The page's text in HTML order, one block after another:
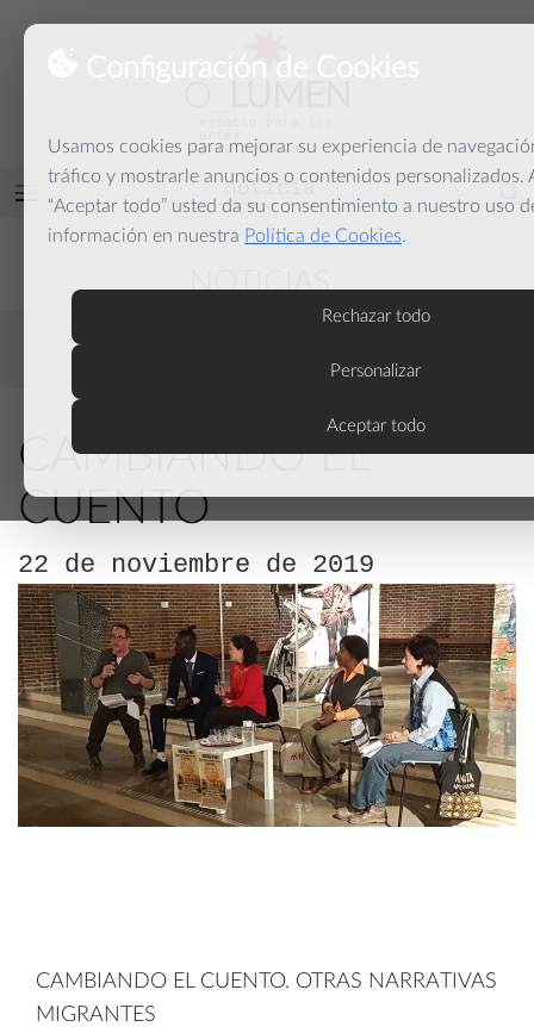
Configuración de Cookies
Usamos cookies para mejorar su experiencia de
tráfico y mostrarle anuncios o contenidos personalizados.
“Aceptar todo” usted da su consentimiento a nuestro uso
información en nuestra Política de Cookies.
Rechazar todo
Personalizar
Aceptar todo
y la palabra
Abrir
noticia
NOTICIAS
2026
2019 2018
CAMBIANDO EL
CUENTO
22 de noviembre de 2019
CAMBIANDO EL CUENTO. OTRAS NARRATIVAS
MIGRANTES